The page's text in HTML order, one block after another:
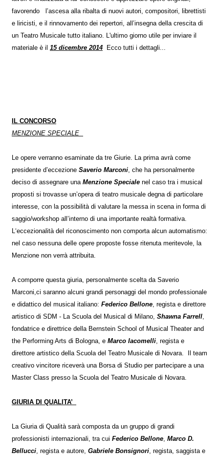
favorendo l’ascesa alla ribalta di nuovi autori, compositori, librettisti
e liricisti, e il rinnovamento dei repertori, all’insegna della crescita di
un Teatro Musicale tutto italiano. L'ultimo giorno utile per inviare il
materiale è il 15 dicembre 2014 Ecco tutti i dettagli...
IL CONCORSO
MENZIONE SPECIALE
Le opere verranno esaminate da tre Giurie. La prima avrà come
presidente d’eccezione Saverio Marconi , che ha personalmente
deciso di assegnare una Menzione Speciale nel caso tra i musical
proposti si trovasse un’opera di teatro musicale degna di particolare
interesse, con la possibilità di valutare la messa in scena in forma di
saggio/workshop all’interno di una importante realtà formativa.
L‘eccezionalità del riconoscimento non comporta alcun automatismo:
nel caso nessuna delle opere proposte fosse ritenuta meritevole, la
Menzione non verrà attribuita.
A comporre questa giuria, personalmente scelta da Saverio
Marconi,ci saranno alcuni grandi personaggi del mondo professionale
e didattico del musical italiano: Federico Bellone , regista e direttore
artistico di SDM - La Scuola del Musical di Milano, Shawna Farrell
fondatrice e direttrice della Bernstein School of Musical Theater and
the Performing Arts di Bologna, e Marco Iacomelli , regista e
direttore artistico della Scuola del Teatro Musicale di Novara. Il team
creativo vincitore riceverà una Borsa di Studio per partecipare a una
Master Class presso la Scuola del Teatro Musicale di Novara.
GIURIA DI QUALITA’
La Giuria di Qualità sarà composta da un gruppo di grandi
professionisti internazionali, tra cui Federico Bellone Marco D.
Bellucci , regista e autore, Gabriele Bonsignori , regista, saggista e